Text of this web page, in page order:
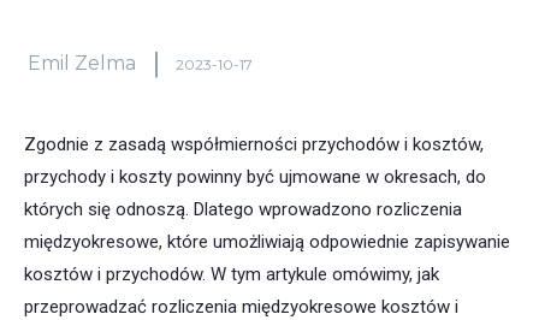
Emil Zelma 2023-10-17
Zgodnie z zasadą współmierności przychodów i kosztów,
przychody i koszty powinny być ujmowane w okresach, do
których się odnoszą. Dlatego wprowadzono rozliczenia
międzyokresowe, które umożliwiają odpowiednie zapisywanie
kosztów i przychodów. W tym artykule omówimy, jak
przeprowadzać rozliczenia międzyokresowe kosztów i